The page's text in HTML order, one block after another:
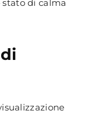
di calma